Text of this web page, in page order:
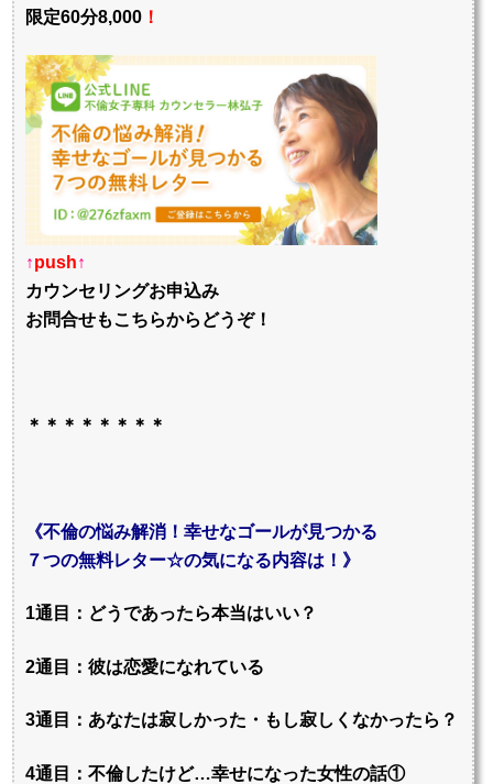
限定60分8,000 ！
↑push↑
カウンセリングお申込み
お問合せもこちらからどうぞ！
＊＊＊＊＊＊＊＊
《不倫の悩み解消！幸せなゴールが見つかる
７つの無料レター☆の気になる内容は！》
1通目：どうであったら本当はいい？
2通目：彼は恋愛になれている
3通目：あなたは寂しかった・もし寂しくなかったら？
4通目：不倫したけど…幸せになった女性の話①